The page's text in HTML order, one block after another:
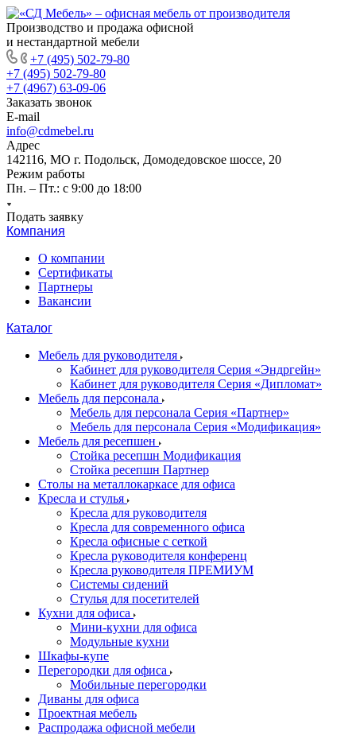
Производство и продажа офисной
и нестандартной мебели
+7 (495) 502-79-80
+7 (495) 502-79-80
+7 (4967) 63-09-06
Заказать звонок
E-mail
info@cdmebel.ru
Адрес
142116, МО г. Подольск, Домодедовское шоссе, 20
Режим работы
Пн. – Пт.: с 9:00 до 18:00
Подать заявку
Компания
О компании
Сертификаты
Партнеры
Вакансии
Каталог
Мебель для руководителя
Кабинет для руководителя Серия «Эндргейн»
Кабинет для руководителя Серия «Дипломат»
Мебель для персонала
Мебель для персонала Серия «Партнер»
Мебель для персонала Серия «Модификация»
Мебель для ресепшен
Стойка ресепшн Модификация
Стойка ресепшн Партнер
Столы на металлокаркасе для офиса
Кресла и стулья
Кресла для руководителя
Кресла для современного офиса
Кресла офисные с сеткой
Кресла руководителя конференц
Кресла руководителя ПРЕМИУМ
Системы сидений
Стулья для посетителей
Кухни для офиса
Мини-кухни для офиса
Модульные кухни
Шкафы-купе
Перегородки для офиса
Мобильные перегородки
Диваны для офиса
Проектная мебель
Распродажа офисной мебели